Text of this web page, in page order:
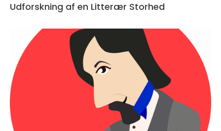
Udforskning af en Litterær Storhed